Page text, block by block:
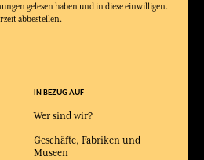
gelesen haben und in diese einwilligen.
abbestellen.
IN BEZUG AUF
Wer sind wir?
Geschäfte, Fabriken und
Museen